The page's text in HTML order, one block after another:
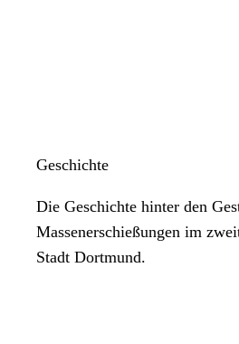
Geschichte
Die Geschichte hinter den
Massenerschießungen im
Stadt Dortmund.